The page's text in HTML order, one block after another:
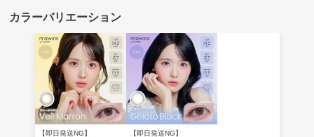
【即日発送NG】
【即日発送NG】